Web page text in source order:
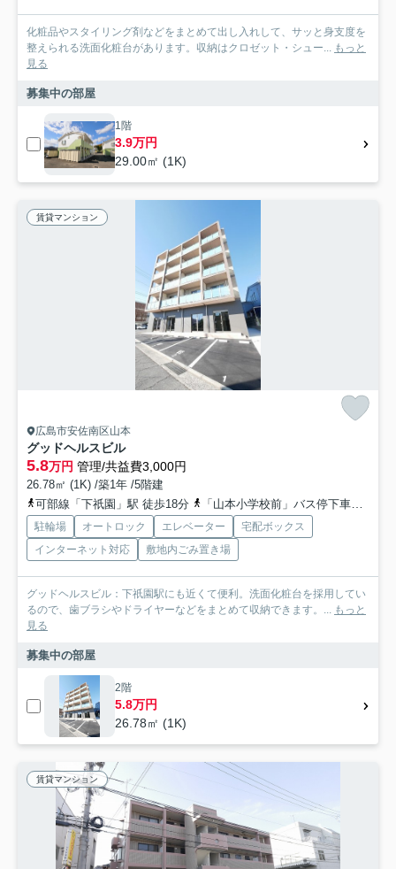
化粧品やスタイリング剤などをまとめて出し入れして、サッと身支度を
整えられる洗面化粧台があります。収納はクロゼット・シュー... もっと
見る
募集中の部屋
1階
3.9万円
29.00㎡ (1K)
賃貸マンション
広島市安佐南区山本
グッドヘルスビル
5.8万円 管理/共益費3,000円
26.78㎡ (1K) /築1年 /5階建
可部線「下祇園」駅 徒歩18分
「山本小学校前」バス停下車 徒歩1分
駐輪場 オートロック エレベーター
宅配ボックス
インターネット対応
敷地内ごみ置き場
グッドヘルスビル：下祇園駅にも近くて便利。洗面化粧台を採用してい
るので、歯ブラシやドライヤーなどをまとめて収納できます。... もっと
見る
募集中の部屋
2階
5.8万円
26.78㎡ (1K)
賃貸マンション